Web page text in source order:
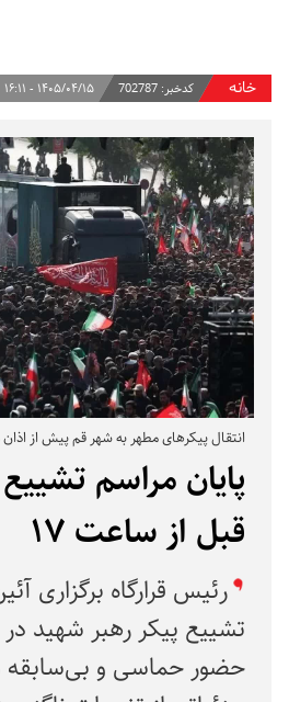
خانه کدخبر: 702787 ۱۴۰۵/۰۴/۱۵ - ۱۶:۱۱
انتقال پیکرهای مطهر به شهر قم پیش از
پایان مراسم
قبل از ساعت ۱۷
رئیس قرارگاه برگزاری
تشییع پیکر رهبر شهید در
حضور حماسی و بی‌سابقه